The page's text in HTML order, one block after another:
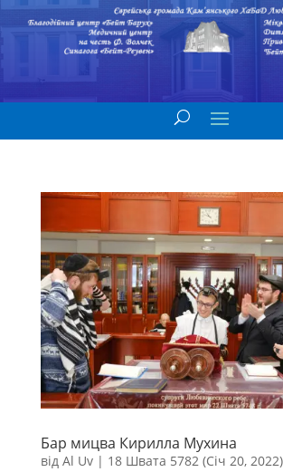
Бар мицва Кирилла Мухина
від Al Uv| 18 Швата 5782 (Січ 20, 2022)